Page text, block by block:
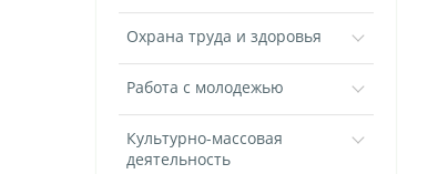
Охрана труда и здоровья
Работа с молодежью
Культурно-массовая
деятельность